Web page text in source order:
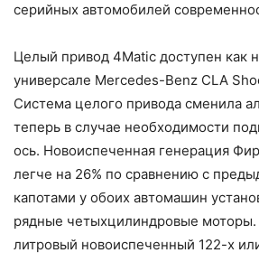
серийных автомобилей
Целый привод 4Matic доступен как
универсале Mercedes-Benz CLA
Система целого привода сменила
теперь в случае необходимости
ось. Новоиспеченная генерация
легче на 26% по сравнению с
капотами у обоих автомашин
рядные четыхцилиндровые моторы.
литровый новоиспеченный 122-х